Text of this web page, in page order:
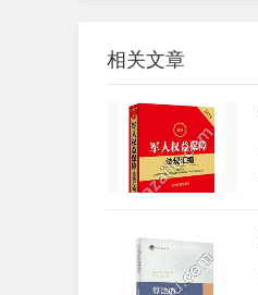
相关文章